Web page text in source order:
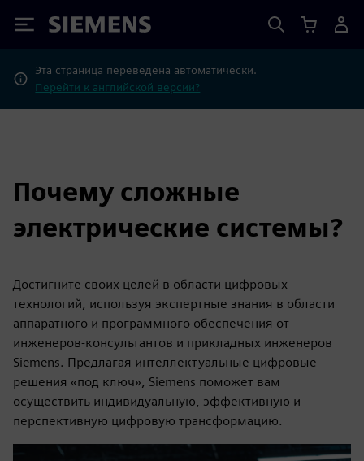
Siemens
Эта страница переведена автоматически.
Перейти к английской версии?
Почему сложные
электрические системы?
Достигните своих целей в области цифровых
технологий, используя экспертные знания в области
аппаратного и программного обеспечения от
инженеров-консультантов и прикладных инженеров
Siemens. Предлагая интеллектуальные цифровые
решения «под ключ», Siemens поможет вам
осуществить индивидуальную, эффективную и
перспективную цифровую трансформацию.